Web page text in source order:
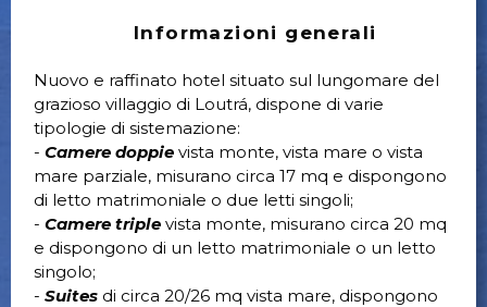
Informazioni generali
Nuovo e raffinato hotel situato sul lungomare del
grazioso villaggio di Loutrá, dispone di varie
tipologie di sistemazione:
-Camere doppie vista monte, vista mare o vista
mare parziale, misurano circa 17 mq e dispongono
di letto matrimoniale o due letti singoli;
-Camere triple vista monte, misurano circa 20 mq
e dispongono di un letto matrimoniale o un letto
singolo;
-Suites di circa 20/26 mq vista mare, dispongono